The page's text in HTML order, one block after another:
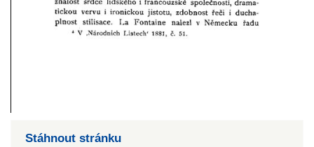
Stáhnout stránku